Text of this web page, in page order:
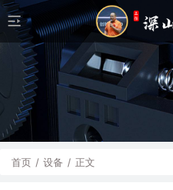
首页 / 设备 / 正文